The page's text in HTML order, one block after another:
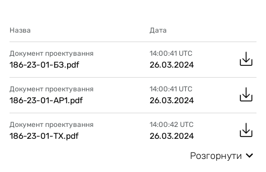
Назва Дата
Документ проектування
186-23-01-БЗ.pdf
14:00:41 UTC
26.03.2024
Документ проектування
186-23-01-АР1.pdf
14:00:41 UTC
26.03.2024
Документ проектування
186-23-01-ТХ.pdf
14:00:42 UTC
26.03.2024
Розгорнути